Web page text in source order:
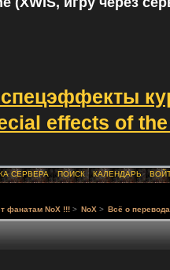
effects of
СЕРВЕРА ПОИСК КАЛЕНДАРЬ
фанатам NoX !!! > NoX > Всё о